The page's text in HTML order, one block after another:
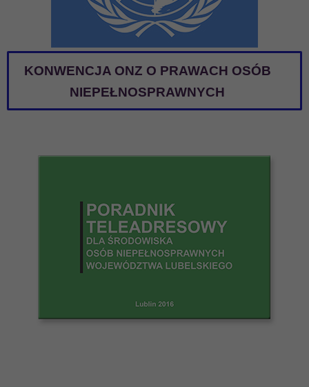
KONWENCJA ONZ O PRAWACH OSÓB
NIEPEŁNOSPRAWNYCH